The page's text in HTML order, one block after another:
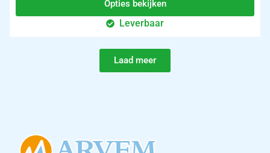
Opties bekijken
Leverbaar
Laad meer